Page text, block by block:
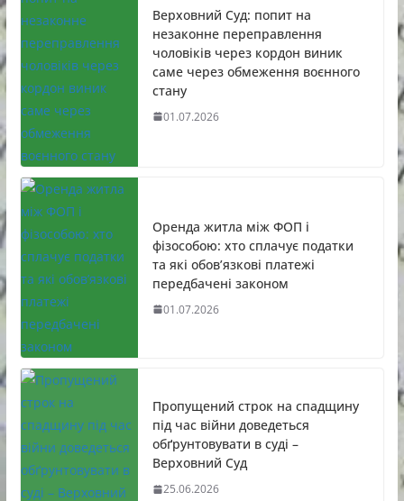
Верховний Суд: попит на
незаконне переправлення
чоловіків через кордон виник
саме через обмеження воєнного
стану
01.07.2026
Оренда житла між ФОП і
фізособою: хто сплачує податки
та які обов’язкові платежі
передбачені законом
01.07.2026
Пропущений строк на спадщину
під час війни доведеться
обґрунтовувати в суді –
Верховний Суд
25.06.2026